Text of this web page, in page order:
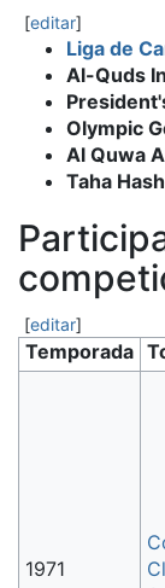
[editar]
Liga de
Al-Quds
Olympic
Al Quwa
Taha
[editar]
Temporada
1971